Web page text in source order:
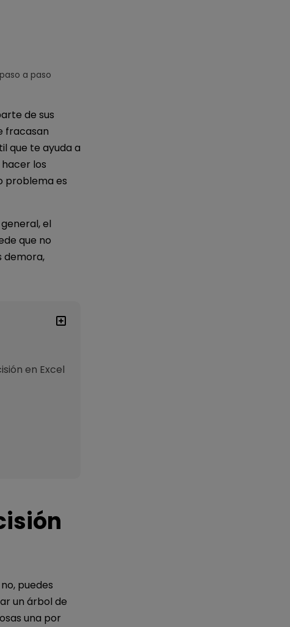
a paso
de sus
fracasan
que te ayuda a
los
problema es
el
que no
demora,
en Excel
puedes
un árbol de
una por